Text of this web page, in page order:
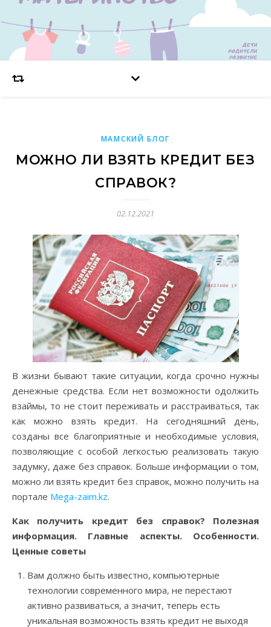
МАМСКИЙ БЛОГ
МОЖНО ЛИ ВЗЯТЬ КРЕДИТ БЕЗ
СПРАВОК?
02.12.2021
В жизни бывают такие ситуации, когда срочно нужны
денежные средства. Если нет возможности одолжить
взаймы, то не стоит переживать и расстраиваться, так
как можно взять кредит. На сегодняшний день,
созданы все благоприятные и необходимые условия,
позволяющие с особой легкостью реализовать такую
задумку, даже без справок. Больше информации о том,
можно ли взять кредит без справок, можно получить на
портале Mega-zaim.kz.
Как получить кредит без справок? Полезная
информация. Главные аспекты. Особенности.
Ценные советы
Вам должно быть известно, компьютерные
технологии современного мира, не перестают
активно развиваться, а значит, теперь есть
уникальная возможность взять кредит не выходя